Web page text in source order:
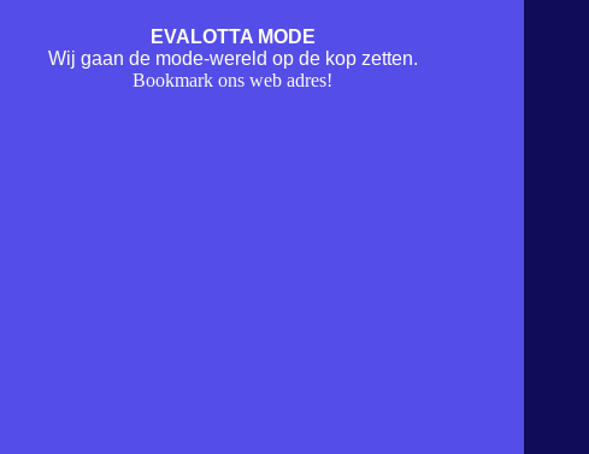
EVALOTTA MODE
Wij gaan de mode-wereld op de kop zetten.
Bookmark ons web adres!